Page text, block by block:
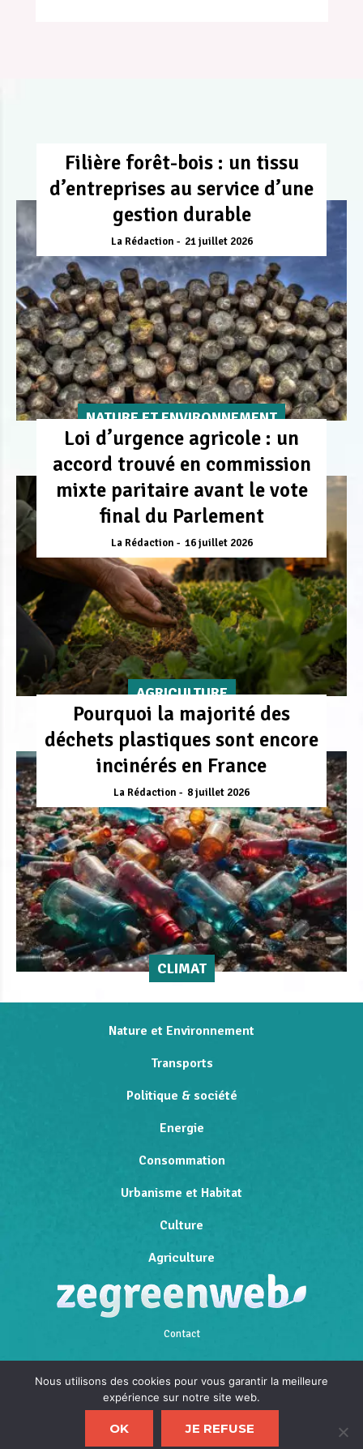
Filière forêt-bois : un tissu
d’entreprises au service d’une
gestion durable
La Rédaction 21 juillet 2026
NATURE ET ENVIRONNEMENT
Loi d’urgence agricole : un
accord trouvé en commission
mixte paritaire avant le vote
final du Parlement
La Rédaction 16 juillet 2026
AGRICULTURE
Pourquoi la majorité des
déchets plastiques sont encore
incinérés en France
La Rédaction 8 juillet 2026
CLIMAT
Nature et Environnement
Transports
Politique & société
Energie
Consommation
Urbanisme et Habitat
Culture
Agriculture
Contact
Mentions légales
Politique de confidentialité
Nous utilisons des cookies pour vous garantir la meilleure
expérience sur notre site web.
OK JE REFUSE